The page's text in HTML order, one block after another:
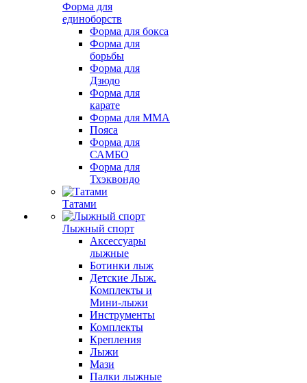
Форма для
единоборств
Форма для бокса
Форма для
борьбы
Форма для
Дзюдо
Форма для
карате
Форма для MMA
Пояса
Форма для
САМБО
Форма для
Тхэквондо
Татами
Лыжный спорт
Аксессуары
лыжные
Ботинки лыж
Детские Лыж.
Комплекты и
Мини-лыжи
Инструменты
Комплекты
Крепления
Лыжи
Мази
Палки лыжные